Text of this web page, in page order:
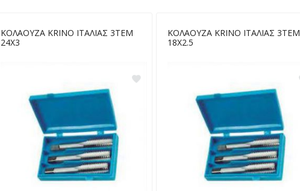
ΚΟΛΑΟΥΖΑ KRINO ΙΤΑΛΙΑΣ 3ΤΕΜ
24Χ3
ΚΟΛΑΟΥΖΑ KRINO ΙΤΑΛΙΑΣ 3ΤΕΜ
18Χ2.5